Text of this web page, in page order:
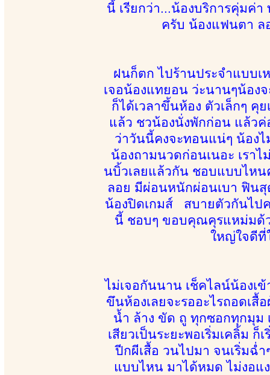
นี้ เรียกว่า...น้องบริการคุ่ม
ครับ น้องแฟนตา ล
ฝนก็ตก ไปร้านประจำแบบเ
เจอน้องแทยอน ว่ะนานๆน้อง
ก็ได้เวลาขึ้นห้อง ตัวเล็กๆ
แล้ว ชวน้องนั่งพักก่อน แล้ว
ว่าวันนี้คงจะทอนแน่ๆ น้อง
น้องถามนวดก่อนเนอะ เรา
นบิ้วเลยแล้วกัน ชอบแบบไห
ลอย มีผ่อนหนักผ่อนเบา ฟิน
น้องปิดเกมส์ สบายตัวกันไป
นี้ ชอบๆ ขอบคุณคุรแหม่มด้
ใหญ่ใจดีที่
ไม่เจอกันนาน เช็คไลน์น้องเ
ขึนห้องเลยจะรออะไรถอดเ
น้ำ ล้าง ขัด ถู ทุกซอกทุกมุม
เสียวเป็นระยะพอเริ่มเคลิ้ม
ปีกผีเสื้อ วนไปมา จนเริ่มฉ่
แบบไหน มาได้หมด ไม่งอแ